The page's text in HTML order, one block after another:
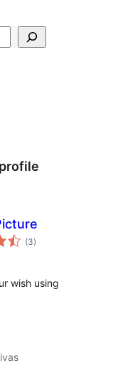
(3total
de
)
wish using